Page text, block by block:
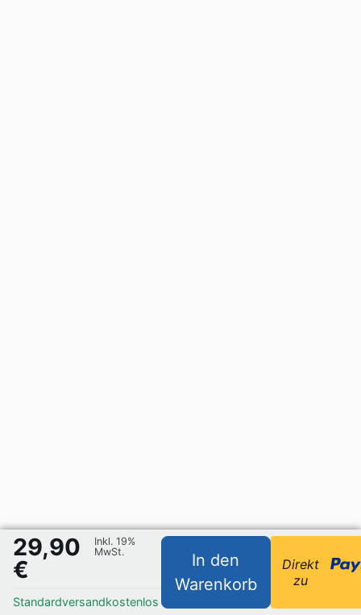
29,90
€
Inkl. 19%
MwSt.
Standardversandkostenlos
In den
Warenkorb
Direkt
zu